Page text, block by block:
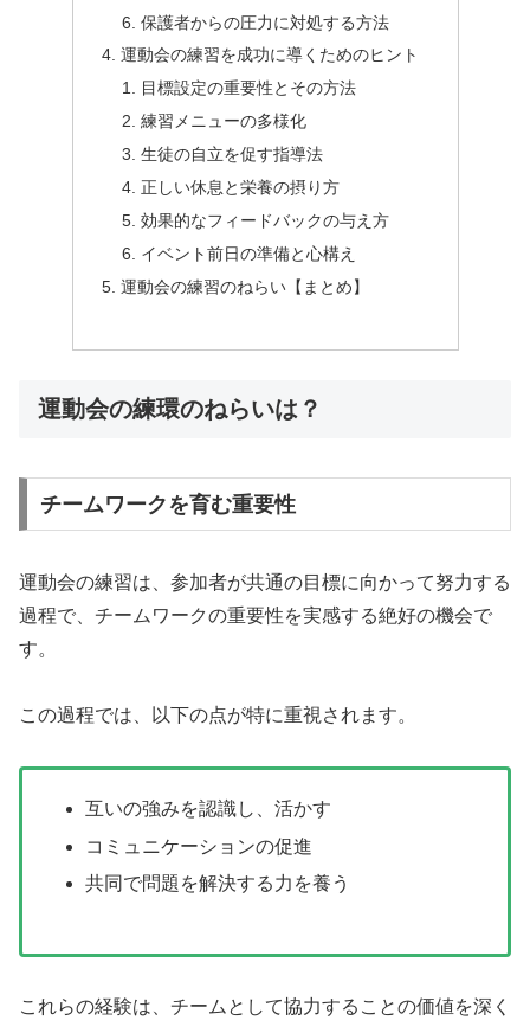
保護者からの圧力に対処する方法
運動会の練習を成功に導くためのヒント
目標設定の重要性とその方法
練習メニューの多様化
生徒の自立を促す指導法
正しい休息と栄養の摂り方
効果的なフィードバックの与え方
イベント前日の準備と心構え
運動会の練習のねらい【まとめ】
運動会の練環のねらいは？
チームワークを育む重要性
運動会の練習は、参加者が共通の目標に向かって努力する
過程で、チームワークの重要性を実感する絶好の機会で
す。
この過程では、以下の点が特に重視されます。
互いの強みを認識し、活かす
コミュニケーションの促進
共同で問題を解決する力を養う
これらの経験は、チームとして協力することの価値を深く